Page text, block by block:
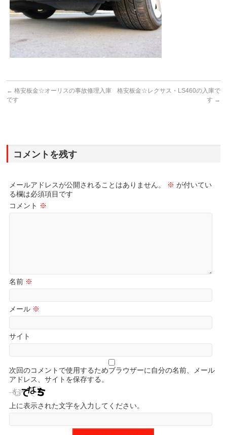
← 格安板金☆オーリスの事故修理入庫
です
格安板金☆レクサス・LS460の入庫で
す →
コメントを残す
メールアドレスが公開されることはありません。 ※ が付いてい
る欄は必須項目です
コメント ※
名前 ※
メール ※
サイト
次回のコメントで使用するためブラウザーに自分の名前、メール
アドレス、サイトを保存する。
上に表示された文字を入力してください。